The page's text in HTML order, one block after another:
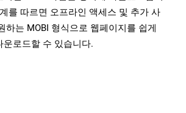
를 따르면 오프라인 액세스 및 추가 사
하는 MOBI 형식으로 웹페이지를 쉽게
운로드할 수 있습니다.